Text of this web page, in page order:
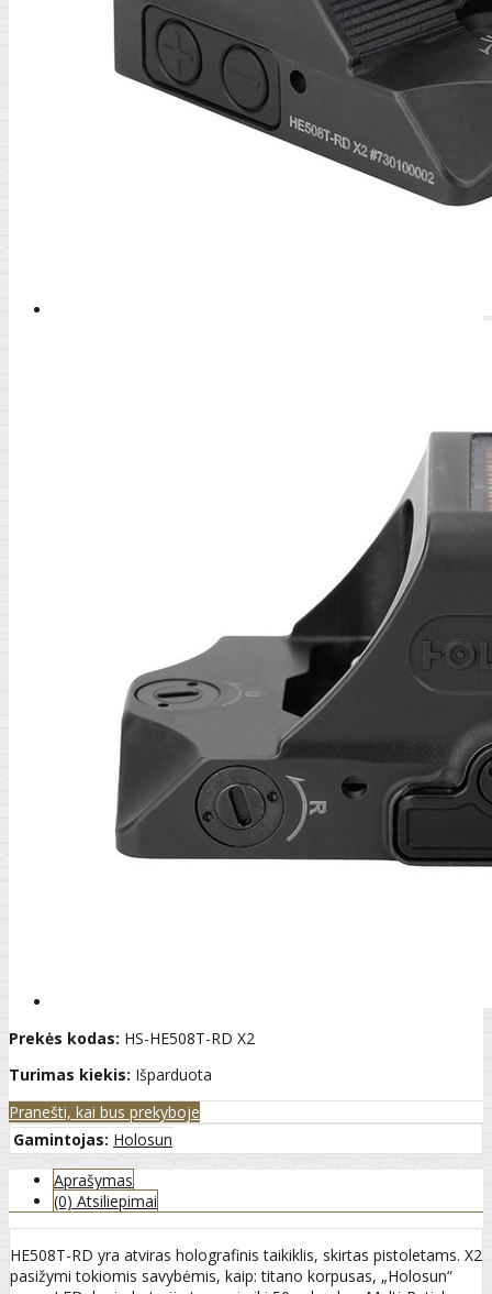
Prekės kodas: HS-HE508T-RD X2
Turimas kiekis: Išparduota
Pranešti, kai bus prekyboje
Gamintojas: Holosun
Aprašymas
(0) Atsiliepimai
HE508T-RD yra atviras holografinis taikiklis, skirtas pistoletams. X2
pasižymi tokiomis savybėmis, kaip: titano korpusas, „Holosun“